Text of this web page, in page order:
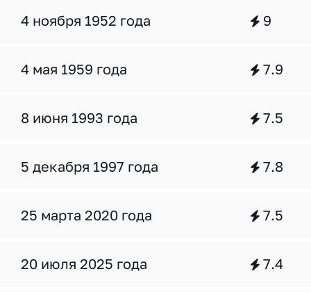
4 ноября 1952 года 9
4 мая 1959 года 7.9
8 июня 1993 года 7.5
5 декабря 1997 года 7.8
25 марта 2020 года 7.5
20 июля 2025 года 7.4